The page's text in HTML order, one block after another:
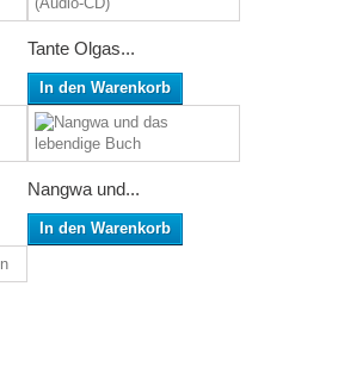
Tante Olgas...
In den Warenkorb
Nangwa und...
In den Warenkorb